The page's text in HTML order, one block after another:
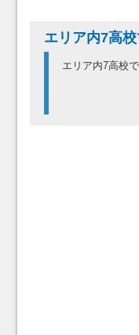
エリア内7高
エリア内7高校